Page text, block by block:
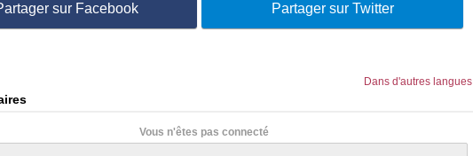
sur Facebook Partager sur Twitter
Dans d'autres langues
Vous n'êtes pas connecté